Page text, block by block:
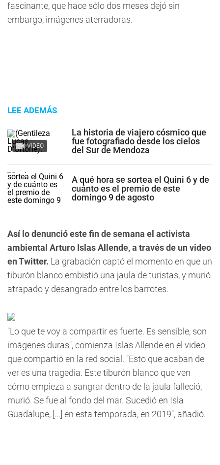
fascinante, que hace sólo dos meses dejó sin
embargo, imágenes aterradoras.
LEE ADEMÁS
VIDEO
La historia de viajero cósmico que
fue fotografiado desde los cielos
del Sur de Mendoza
A qué hora se sortea el Quini 6 y de
cuánto es el premio de este
domingo 9 de agosto
Así lo denunció este fin de semana el activista
ambiental Arturo Islas Allende, a través de un video
en Twitter. La grabación captó el momento en que un
tiburón blanco embistió una jaula de turistas, y murió
atrapado y desangrado entre los barrotes.
"Lo que te voy a compartir es fuerte. Es sensible, son
imágenes duras", comienza Islas Allende en el video
que compartió en la red social. "Esto que acaban de
ver es una tragedia. Este tiburón blanco que ven
cómo empieza a sangrar dentro de la jaula falleció,
murió. Se fue al fondo del mar. Sucedió en Isla
Guadalupe, [...] en esta temporada, en 2019", añadió.